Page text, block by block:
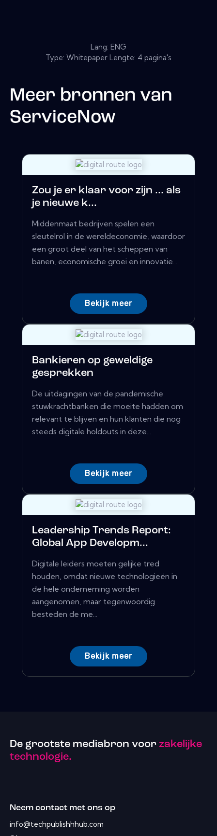
Lang: ENG
Type: Whitepaper Lengte: 4 pagina's
Meer bronnen van
ServiceNow
Zou je er klaar voor zijn ... als
je nieuwe k...
Middenmaat bedrijven spelen een
sleutelrol in de wereldeconomie, waardoor
een groot deel van het scheppen van
banen, economische groei en innovatie...
Bekijk meer
Bankieren op geweldige
gesprekken
De uitdagingen van de pandemische
stuwkrachtbanken die moeite hadden om
relevant te blijven en hun klanten die nog
steeds digitale holdouts in deze...
Bekijk meer
Leadership Trends Report:
Global App Developm...
Digitale leiders moeten gelijke tred
houden, omdat nieuwe technologieën in
de hele onderneming worden
aangenomen, maar tegenwoordig
besteden de me...
Bekijk meer
De grootste mediabron voor zakelijke
technologie.
Neem contact met ons op
info@techpublishhhub.com